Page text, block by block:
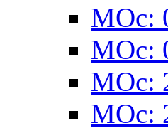
MOc:
MOc:
MOc:
MOc: